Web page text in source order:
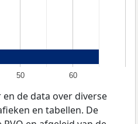
50 60
de data over diverse
en tabellen. De